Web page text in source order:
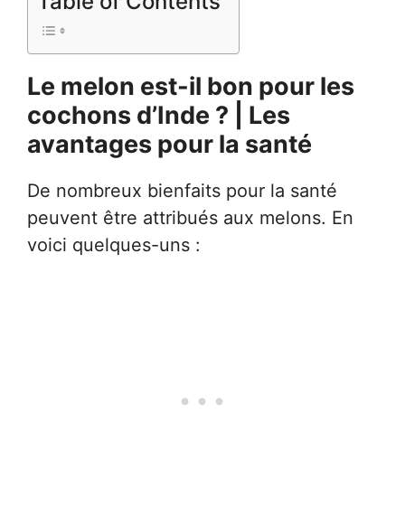
Le melon est-il bon pour les
cochons d’Inde ? | Les
avantages pour la santé
De nombreux bienfaits pour la santé
peuvent être attribués aux melons. En
voici quelques-uns :